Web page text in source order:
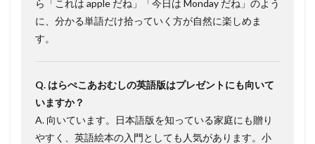
ら「これは apple だね」「今日は Monday だね」のよう
に、分かる単語だけ拾っていく方が自然に楽しめま
す。
Q. はらぺこあおむしの英語版はプレゼントにも向いて
いますか？
A. 向いています。日本語版を知っている家庭にも贈り
やすく、英語絵本の入門としても人気があります。小